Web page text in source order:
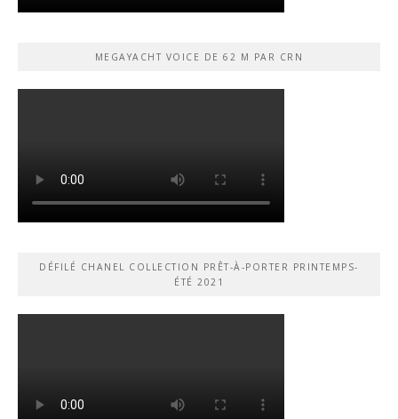
MEGAYACHT VOICE DE 62 M PAR CRN
DÉFILÉ CHANEL COLLECTION PRÊT-À-PORTER PRINTEMPS-
ÉTÉ 2021